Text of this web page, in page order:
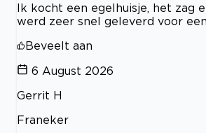
Ik kocht een egelhuisje, het zag
werd zeer snel geleverd voor
Beveelt aan
6 August 2026
Gerrit H
Franeker